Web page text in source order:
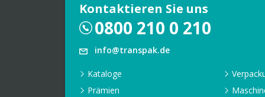
Kontaktieren Sie uns
0800 210 0 210
info@transpak.de
Kataloge
Prämien